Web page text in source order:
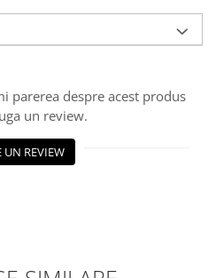
parerea despre acest produs
un review.
UN REVIEW